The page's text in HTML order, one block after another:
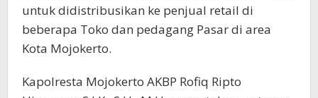
untuk didistribusikan ke penjual retail di
beberapa Toko dan pedagang Pasar di area
Kota Mojokerto.
Kapolresta Mojokerto AKBP Rofiq Ripto